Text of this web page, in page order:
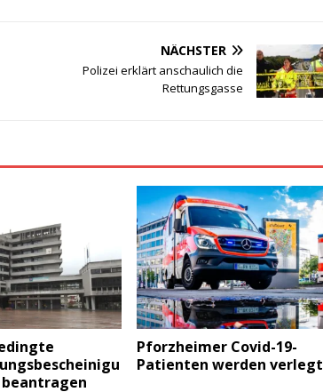
NÄCHSTER
Polizei erklärt anschaulich die
Rettungsgasse
Pforzheimer Covid-19-
Patienten werden verlegt